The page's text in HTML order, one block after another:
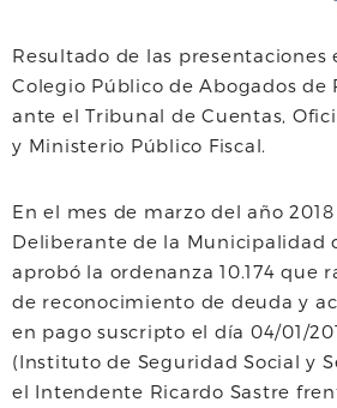
Resultado de las presentaciones
Colegio Público de Abogados de
ante el Tribunal de Cuentas,
y Ministerio Público Fiscal.
En el mes de marzo del año
Deliberante de la Municipalidad
aprobó la ordenanza 10.174 que
de reconocimiento de deuda y
en pago suscripto el día 04/01/
(Instituto de Seguridad Social y
el Intendente Ricardo Sastre